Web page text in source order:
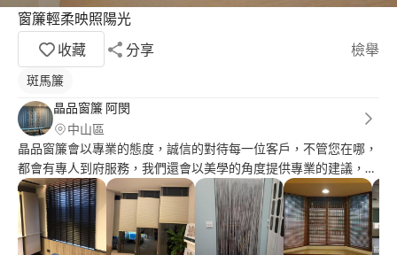
窗簾輕柔映照陽光
收藏
分享 檢舉
斑馬簾
晶品窗簾 阿閔
中山區
晶品窗簾會以專業的態度，誠信的對待每一位客戶，不管您在哪，
都會有專人到府服務，我們還會以美學的角度提供專業的建議，因
為我們是專業的”布藝規劃師”。我們在台灣以北有提供九間實體店
面，歡迎到任何一間門市來參觀，現場隨時都會有服務人員為您介
紹，每間門市的窗簾種類都超過2000種，任君挑選，我們都可以
在短時間之內為您挑選到適合您的窗簾。